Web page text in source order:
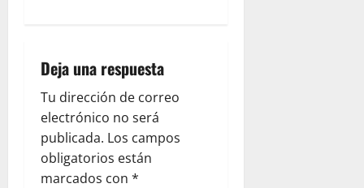
Deja una respuesta
Tu dirección de correo
electrónico no será
publicada. Los campos
obligatorios están
marcados con *